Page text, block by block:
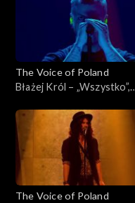
listopada 2025
The Voice of Poland
Błażej Król – „Wszystko”,
15 listopada 2025
The Voice of Poland